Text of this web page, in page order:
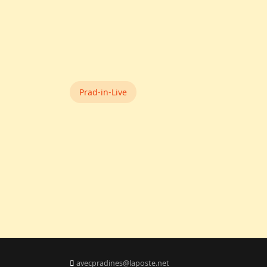
Prad-in-Live
avecpradines@laposte.net